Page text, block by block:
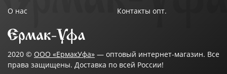
О нас Контакты опт.
2020 © ООО «ЕрмакУфа» — оптовый интернет-магазин. Все
права защищены. Доставка по всей России!